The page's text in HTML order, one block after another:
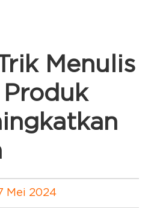
Menulis
Mei 2024